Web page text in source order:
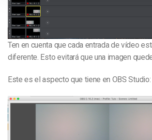
Ten en cuenta que cada entrada de vídeo
diferente. Esto evitará que una imagen
Este es el aspecto que tiene en OBS Studio: